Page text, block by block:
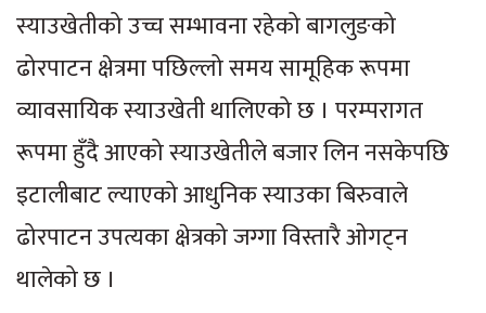
स्याउखेतीको उच्च सम्भावना रहेको बागलुङको
ढोरपाटन क्षेत्रमा पछिल्लो समय सामूहिक रूपमा
व्यावसायिक स्याउखेती थालिएको छ । परम्परागत
रूपमा हुँदै आएको स्याउखेतीले बजार लिन नसकेपछि
इटालीबाट ल्याएको आधुनिक स्याउका बिरुवाले
ढोरपाटन उपत्यका क्षेत्रको जग्गा विस्तारै ओगट्न
थालेको छ ।